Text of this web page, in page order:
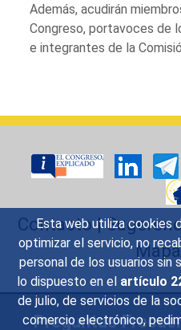
Esta web utiliza cookies
optimizar el servicio, no
personal de los usuarios sin
lo dispuesto en el artículo
de julio, de servicios de la
comercio electrónico,
Además, acudirán
Congreso, portavoces de
e integrantes de la
Contacto|
Preguntas